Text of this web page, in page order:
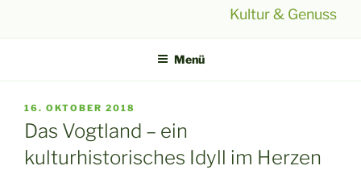
Kultur & Genuss
Menü
VERÖFFENTLICHT
AM
16. OKTOBER 2018
Das Vogtland – ein
kulturhistorisches Idyll im Herzen